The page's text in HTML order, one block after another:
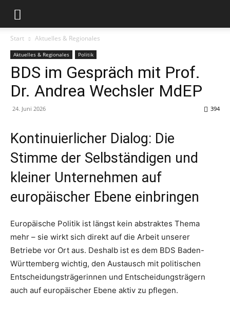
Start Aktuelles & Regionales
Aktuelles & Regionales Politik
BDS im Gespräch mit Prof.
Dr. Andrea Wechsler MdEP
24. Juni 2026 394
Kontinuierlicher Dialog: Die
Stimme der Selbständigen und
kleiner Unternehmen auf
europäischer Ebene einbringen
Europäische Politik ist längst kein abstraktes Thema
mehr – sie wirkt sich direkt auf die Arbeit unserer
Betriebe vor Ort aus. Deshalb ist es dem BDS Baden-
Württemberg wichtig, den Austausch mit politischen
Entscheidungsträgerinnen und Entscheidungsträgern
auch auf europäischer Ebene aktiv zu pflegen.